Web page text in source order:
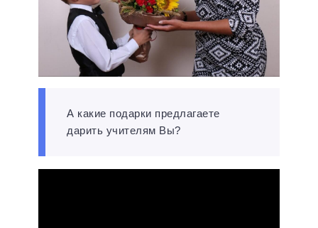
А какие подарки предлагаете
дарить учителям Вы?